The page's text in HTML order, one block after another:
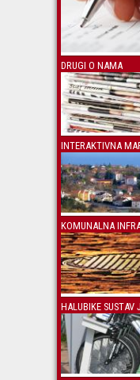
DRUGI O NAMA
INTERAKTIVNA
KOMUNALNA
HALUBIKE SUSTAV